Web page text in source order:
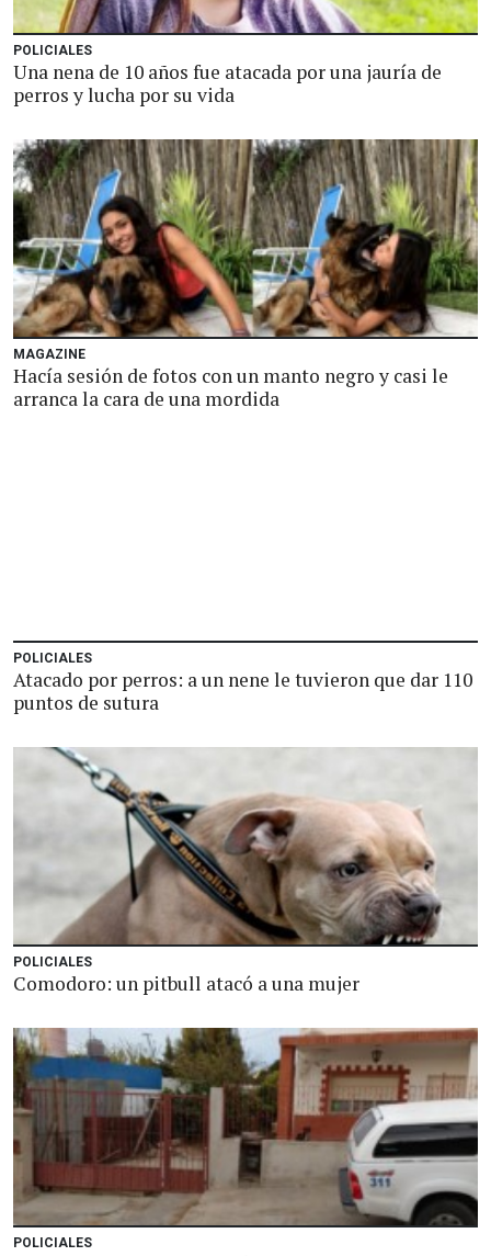
POLICIALES
Una nena de 10 años fue atacada por una jauría de
perros y lucha por su vida
MAGAZINE
Hacía sesión de fotos con un manto negro y casi le
arranca la cara de una mordida
POLICIALES
Atacado por perros: a un nene le tuvieron que dar 110
puntos de sutura
POLICIALES
Comodoro: un pitbull atacó a una mujer
POLICIALES